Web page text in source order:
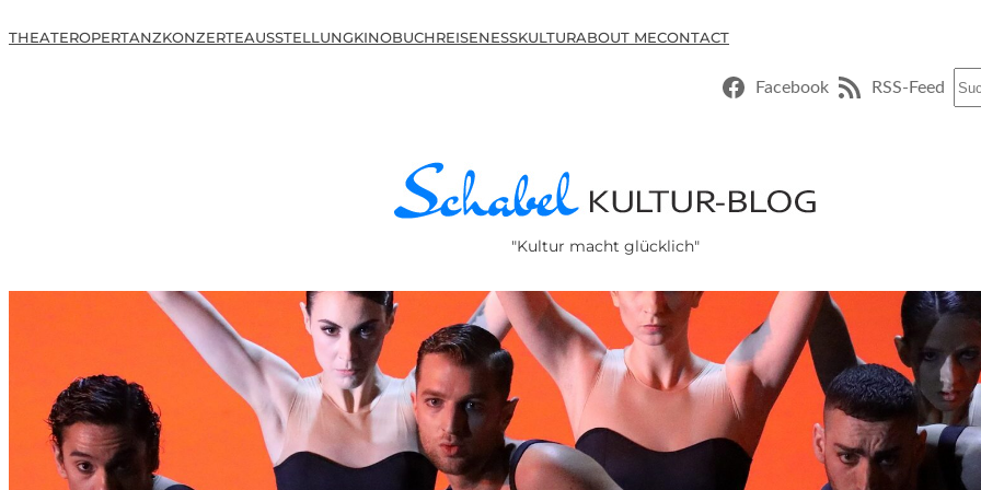
THEATEROPERTANZKONZERTEAUSSTELLUNGKINOBUCHREISENESSKULTURABOUT MECONTACT
Facebook RSS-Feed
"Kultur macht glücklich"